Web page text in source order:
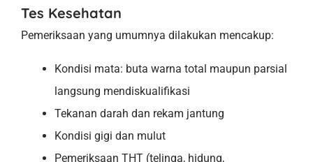
Tes Kesehatan
Pemeriksaan yang umumnya dilakukan mencakup:
Kondisi mata: buta warna total maupun parsial
langsung mendiskualifikasi
Tekanan darah dan rekam jantung
Kondisi gigi dan mulut
Pemeriksaan THT (telinga, hidung,